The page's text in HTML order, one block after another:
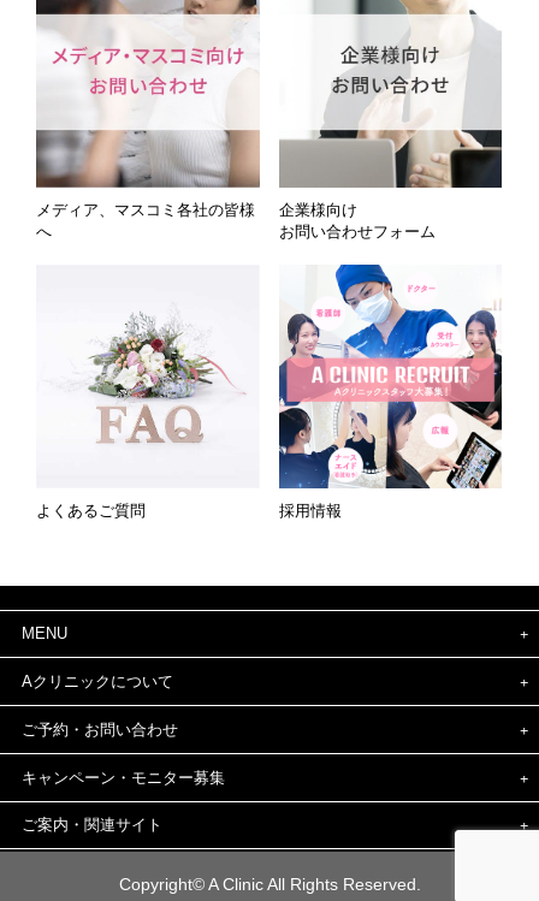
メディア、マスコミ各社の皆様
へ
企業様向け
お問い合わせフォーム
よくあるご質問 採用情報
MENU
Aクリニックについて
ご予約・お問い合わせ
キャンペーン・モニター募集
ご案内・関連サイト
Copyright© A Clinic All Rights Reserved.